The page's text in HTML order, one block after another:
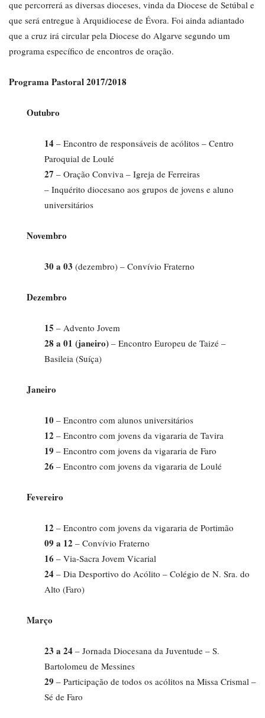
que percorrerá as diversas dioceses, vinda da Diocese de Setúbal e
que será entregue à Arquidiocese de Évora. Foi ainda adiantado
que a cruz irá circular pela Diocese do Algarve segundo um
programa específico de encontros de oração.
Programa Pastoral 2017/2018
Outubro
14 – Encontro de responsáveis de acólitos – Centro
Paroquial de Loulé
27 – Oração Conviva – Igreja de Ferreiras
– Inquérito diocesano aos grupos de jovens e aluno
universitários
Novembro
30 a 03 (dezembro) – Convívio Fraterno
Dezembro
15 – Advento Jovem
28 a 01 (janeiro) – Encontro Europeu de Taizé –
Basileia (Suíça)
Janeiro
10 – Encontro com alunos universitários
12 – Encontro com jovens da vigararia de Tavira
19 – Encontro com jovens da vigararia de Faro
26 – Encontro com jovens da vigararia de Loulé
Fevereiro
12 – Encontro com jovens da vigararia de Portimão
09 a 12 – Convívio Fraterno
16 – Via-Sacra Jovem Vicarial
24 – Dia Desportivo do Acólito – Colégio de N. Sra. do
Alto (Faro)
Março
23 a 24 – Jornada Diocesana da Juventude – S.
Bartolomeu de Messines
29 – Participação de todos os acólitos na Missa Crismal –
Sé de Faro